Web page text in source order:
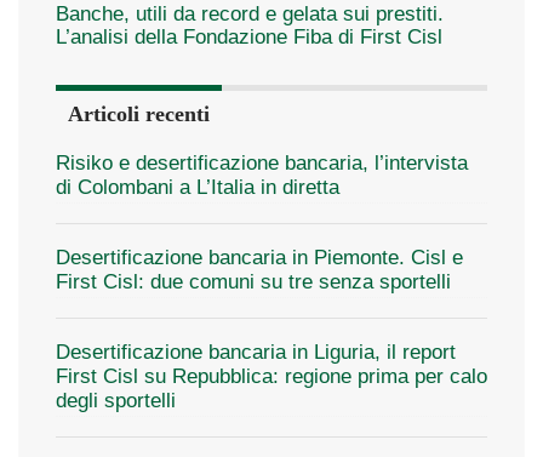
Banche, utili da record e gelata sui prestiti.
L’analisi della Fondazione Fiba di First Cisl
Articoli recenti
Risiko e desertificazione bancaria, l’intervista
di Colombani a L’Italia in diretta
Desertificazione bancaria in Piemonte. Cisl e
First Cisl: due comuni su tre senza sportelli
Desertificazione bancaria in Liguria, il report
First Cisl su Repubblica: regione prima per calo
degli sportelli